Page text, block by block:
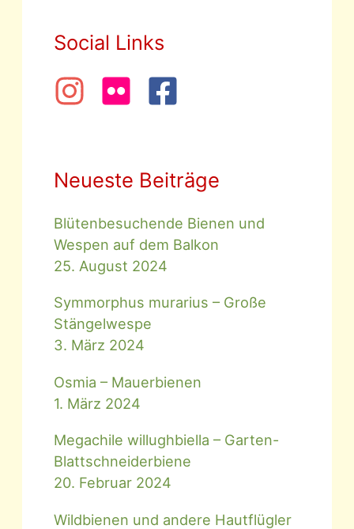
Social Links
Neueste Beiträge
Blütenbesuchende Bienen und
Wespen auf dem Balkon
25. August 2024
Symmorphus murarius – Große
Stängelwespe
3. März 2024
Osmia – Mauerbienen
1. März 2024
Megachile willughbiella – Garten-
Blattschneiderbiene
20. Februar 2024
Wildbienen und andere Hautflügler